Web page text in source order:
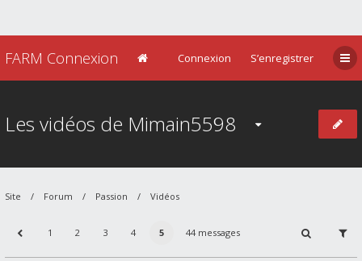
FARM Connexion Connexion S’enregistrer
Les vidéos de Mimain5598
Site Forum Passion Vidéos
1 2 3 4 5 44 messages